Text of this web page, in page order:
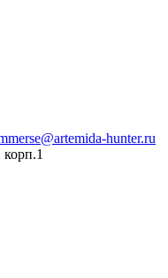
hunter.ru